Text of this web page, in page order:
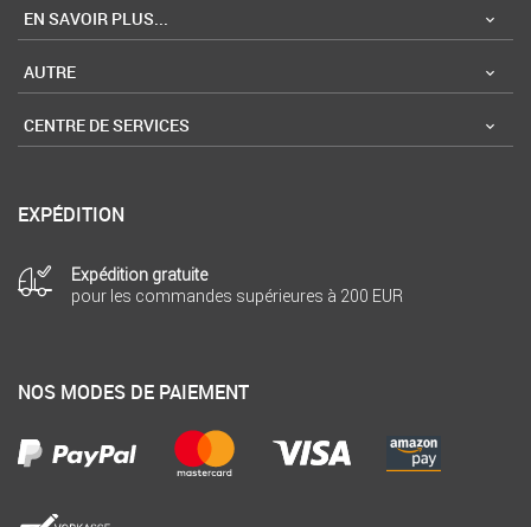
EN SAVOIR PLUS...
AUTRE
CENTRE DE SERVICES
EXPÉDITION
Expédition gratuite
pour les commandes supérieures à 200 EUR
NOS MODES DE PAIEMENT